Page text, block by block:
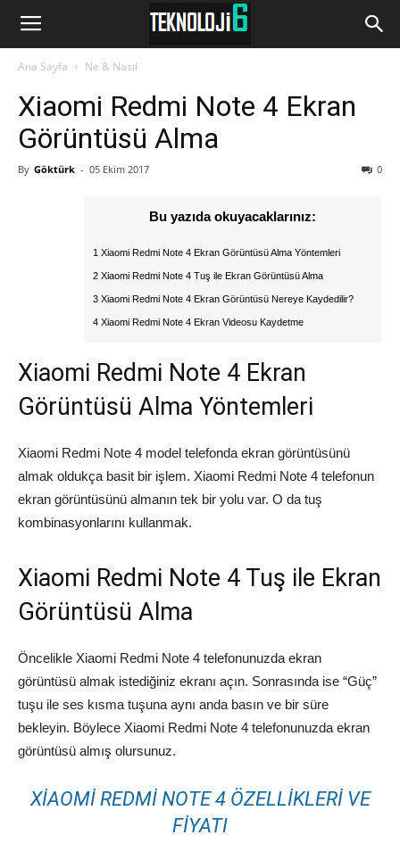
www.Teknoloji6.com
Ana Sayfa Ne & Nasıl
Xiaomi Redmi Note 4 Ekran
Görüntüsü Alma
By Göktürk - 05 Ekim 2017 0
Bu yazıda okuyacaklarınız:
1 Xiaomi Redmi Note 4 Ekran Görüntüsü Alma Yöntemleri
2 Xiaomi Redmi Note 4 Tuş ile Ekran Görüntüsü Alma
3 Xiaomi Redmi Note 4 Ekran Görüntüsü Nereye Kaydedilir?
4 Xiaomi Redmi Note 4 Ekran Videosu Kaydetme
Xiaomi Redmi Note 4 Ekran
Görüntüsü Alma Yöntemleri
Xiaomi Redmi Note 4 model telefonda ekran görüntüsünü
almak oldukça basit bir işlem. Xiaomi Redmi Note 4 telefonun
ekran görüntüsünü almanın tek bir yolu var. O da tuş
kombinasyonlarını kullanmak.
Xiaomi Redmi Note 4 Tuş ile Ekran
Görüntüsü Alma
Öncelikle Xiaomi Redmi Note 4 telefonunuzda ekran
görüntüsü almak istediğiniz ekranı açın. Sonrasında ise “Güç”
tuşu ile ses kısma tuşuna aynı anda basın ve bir süre
bekleyin. Böylece Xiaomi Redmi Note 4 telefonunuzda ekran
görüntüsü almış olursunuz.
XIAOMI REDMI NOTE 4 ÖZELLIKLERI VE
FIYATI